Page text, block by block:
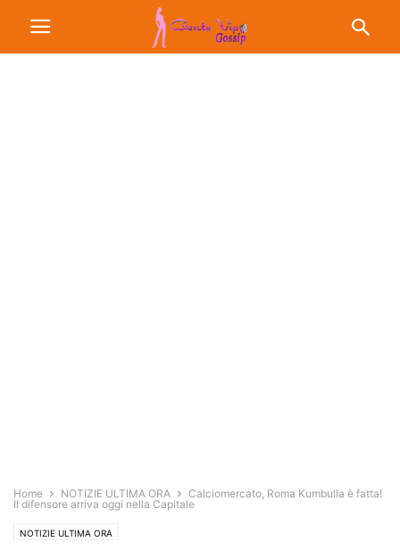
Home NOTIZIE ULTIMA ORA
Calciomercato, Roma Kumbulla è fatta!
Il difensore arriva oggi nella Capitale
NOTIZIE ULTIMA ORA